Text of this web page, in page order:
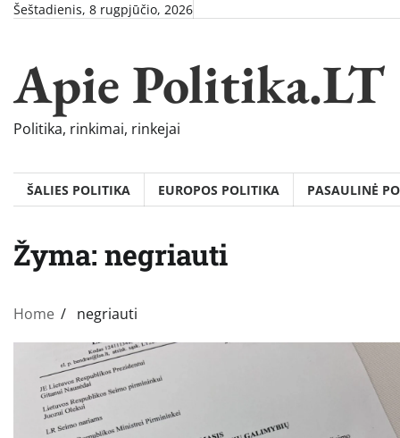
SkipŠeštadienis, 8 rugpjūčio, 2026
Apie Politika.LT
Politika, rinkimai, rinkejai
ŠALIES POLITIKA EUROPOS POLITIKA PASAULINĖ
Žyma: negriauti
Home negriauti